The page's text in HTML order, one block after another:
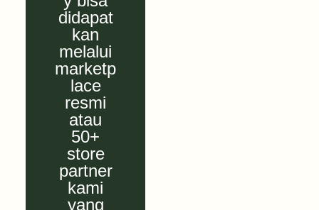
didapat
kan
melalui
marketp
lace
resmi
atau
50+
store
partner
kami
yang